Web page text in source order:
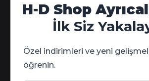
Hesabım
Sipariş Takip
Kampanya Detayları
H-D Shop
İlk Siz
Özel indirimleri ve yeni
öğrenin.